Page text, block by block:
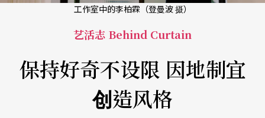
工作室中的李柏霖（登曼波 摄）
艺活志 Behind Curtain
保持好奇不设限 因地制宜
创造风格